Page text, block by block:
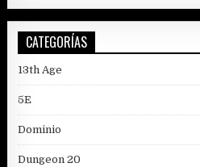
CATEGORÍAS
13th Age
5E
Dominio
Dungeon 20